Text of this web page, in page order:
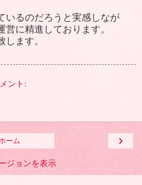
いるのだろうと実感しなが
に精進しております。
ます。
ント:
›
ーム
ジョンを表示